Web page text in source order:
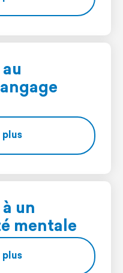
plus
un
mentale
plus